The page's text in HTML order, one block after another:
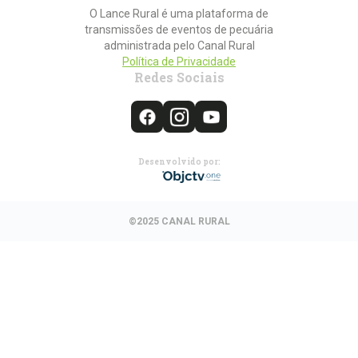
O Lance Rural é uma plataforma de
transmissões de eventos de pecuária
administrada pelo Canal Rural
Política de Privacidade
Redes Sociais
Desenvolvido por:
©2025 CANAL RURAL